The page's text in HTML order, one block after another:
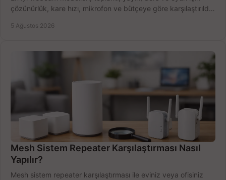
çözünürlük, kare hızı, mikrofon ve bütçeye göre karşılaştırıldı.
5 Ağustos 2026
Mesh Sistem Repeater Karşılaştırması Nasıl
Yapılır?
Mesh sistem repeater karşılaştırması ile eviniz veya ofisiniz